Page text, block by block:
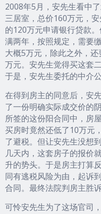
2008年5月，安先生看中
三居室，总价160万元，
的120万元申请银行贷款
满两年，按照规定，需要
大概5万元，除此之外，
万元。安先生觉得买这套
于是，安先生委托的中介
在得到房主的同意后，安
了一份明确实际成交价的
所签的这份阳合同中，房
买房时竟然还低了10万元
了避税。但让安先生没想
几天内，这套房子的报价
升的势头。于是房主打算
同有逃税风险为由，起诉
合同。最终法院判房主胜诉
可怜安先生为了这场官司